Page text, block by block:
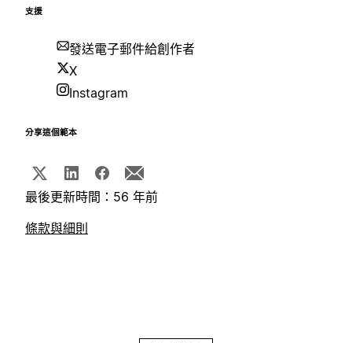
支援
發送電子郵件給創作者
X
Instagram
分享這個範本
最後更新時間：56 年前
條款與細則